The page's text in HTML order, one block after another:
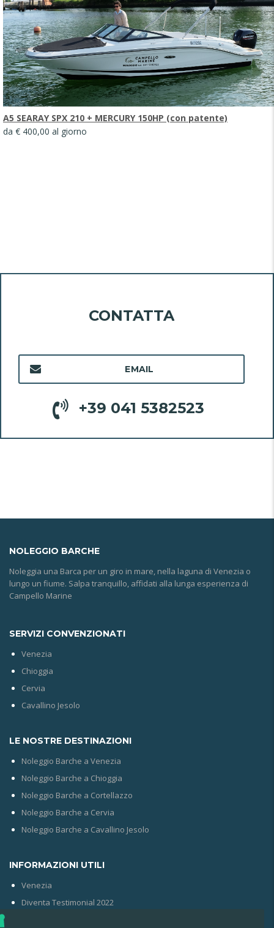
A5 SEARAY SPX 210 + MERCURY 150HP (con patente)
da € 400,00 al giorno
CONTATTA
EMAIL
+39 041 5382523
NOLEGGIO BARCHE
Noleggia una Barca per un giro in mare, nella laguna di Venezia o
lungo un fiume. Salpa tranquillo, affidati alla lunga esperienza di
Campello Marine
SERVIZI CONVENZIONATI
Venezia
Chioggia
Cervia
Cavallino Jesolo
LE NOSTRE DESTINAZIONI
Noleggio Barche a Venezia
Noleggio Barche a Chioggia
Noleggio Barche a Cortellazzo
Noleggio Barche a Cervia
Noleggio Barche a Cavallino Jesolo
INFORMAZIONI UTILI
Venezia
Diventa Testimonial 2022